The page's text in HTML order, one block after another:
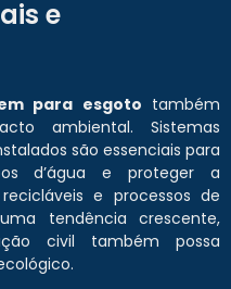
e
para esgoto também
ambiental. Sistemas
são essenciais para
d’água e proteger a
e processos de
tendência crescente,
civil também possa